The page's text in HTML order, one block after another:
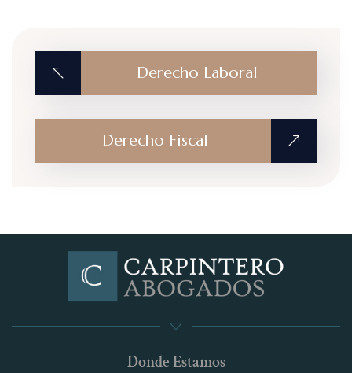
Derecho Laboral
Derecho Fiscal
Donde Estamos